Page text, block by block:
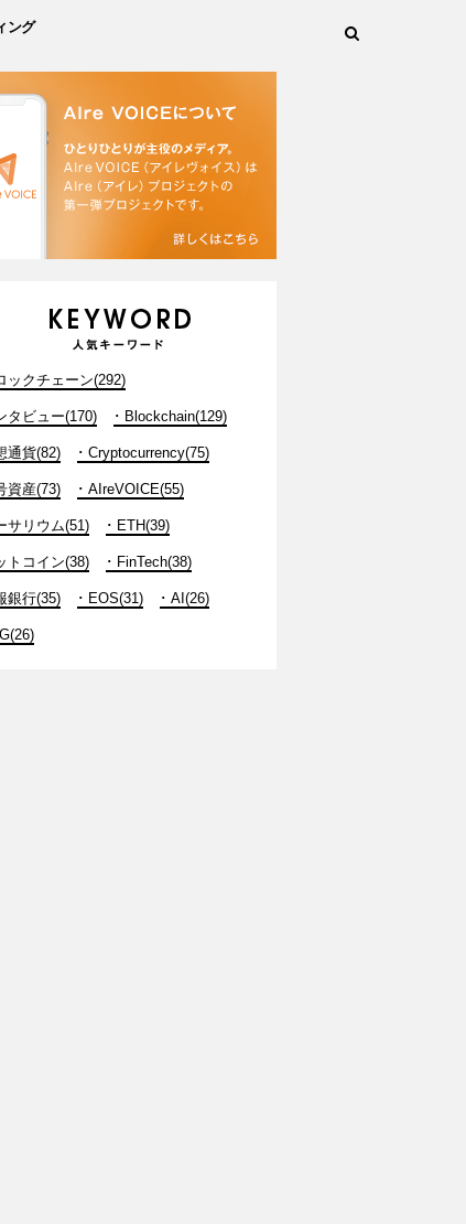
ング
ックチェーン(292)
タビュー(170) Blockchain(129)
通貨(82) Cryptocurrency(75)
資産(73) AIreVOICE(55)
サリウム(51) ETH(39)
トコイン(38) FinTech(38)
銀行(35) EOS(31) AI(26)